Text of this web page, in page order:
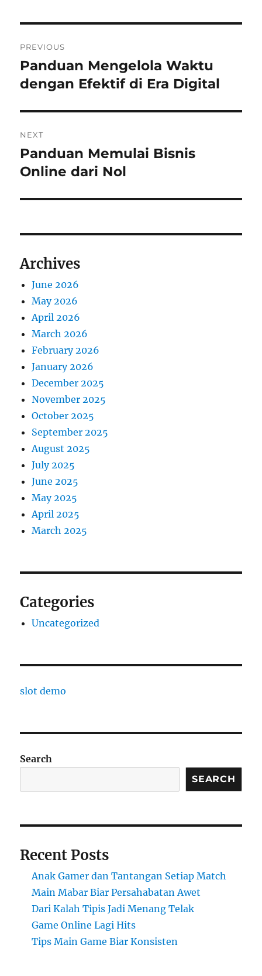
navigation
PREVIOUS
Previous
post:
Panduan Mengelola Waktu
dengan Efektif di Era Digital
NEXT
Next
post:
Panduan Memulai Bisnis
Online dari Nol
Archives
June 2026
May 2026
April 2026
March 2026
February 2026
January 2026
December 2025
November 2025
October 2025
September 2025
August 2025
July 2025
June 2025
May 2025
April 2025
March 2025
Categories
Uncategorized
slot demo
Search
SEARCH
Recent Posts
Anak Gamer dan Tantangan Setiap Match
Main Mabar Biar Persahabatan Awet
Dari Kalah Tipis Jadi Menang Telak
Game Online Lagi Hits
Tips Main Game Biar Konsisten